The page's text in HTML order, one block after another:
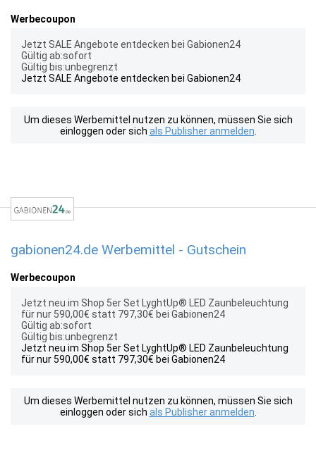
Werbecoupon
Jetzt SALE Angebote entdecken bei Gabionen24
Gültig ab:sofort
Gültig bis:unbegrenzt
Jetzt SALE Angebote entdecken bei Gabionen24
Um dieses Werbemittel nutzen zu können, müssen Sie sich
einloggen oder sich als Publisher anmelden
gabionen24.de Werbemittel - Gutschein
Werbecoupon
Jetzt neu im Shop 5er Set LyghtUp® LED Zaunbeleuchtung
für nur 590,00€ statt 797,30€ bei Gabionen24
Gültig ab:sofort
Gültig bis:unbegrenzt
Jetzt neu im Shop 5er Set LyghtUp® LED Zaunbeleuchtung
für nur 590,00€ statt 797,30€ bei Gabionen24
Um dieses Werbemittel nutzen zu können, müssen Sie sich
einloggen oder sich als Publisher anmelden